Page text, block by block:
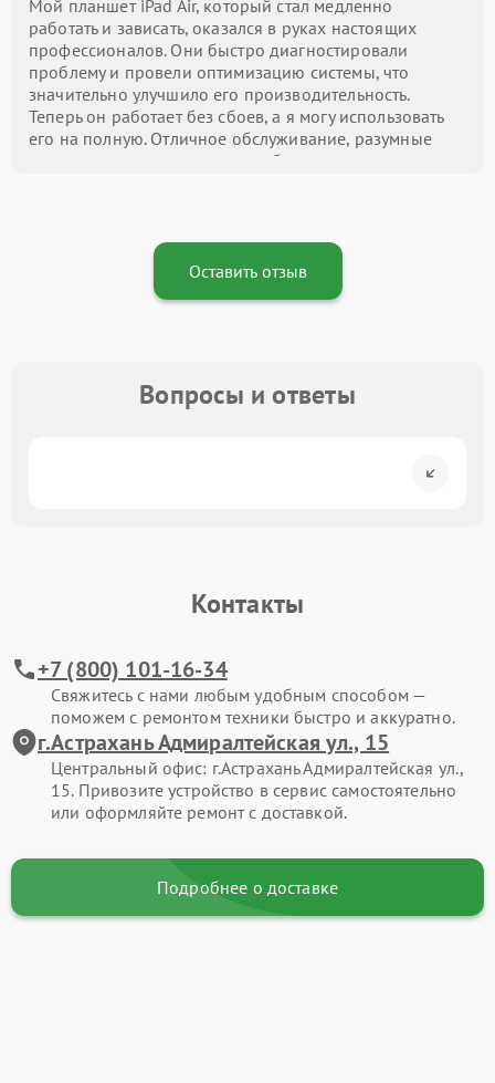
Мой планшет iPad Air, который стал медленно
работать и зависать, оказался в руках настоящих
профессионалов. Они быстро диагностировали
проблему и провели оптимизацию системы, что
значительно улучшило его производительность.
Теперь он работает без сбоев, а я могу использовать
его на полную. Отличное обслуживание, разумные
цены и внимание к деталям — буду рекомендовать
Оставить отзыв
Вопросы и ответы
Контакты
+7 (800) 101-16-34
Свяжитесь с нами любым удобным способом —
поможем с ремонтом техники быстро и аккуратно.
г.Астрахань Адмиралтейская ул., 15
Центральный офис: г.Астрахань Адмиралтейская ул.,
15. Привозите устройство в сервис самостоятельно
или оформляйте ремонт с доставкой.
Подробнее о доставке